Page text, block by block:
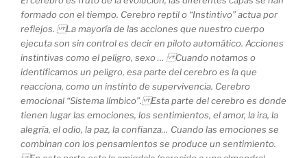
formado con el tiempo. Cerebro reptil o “Instintivo” actua por
reflejos. La mayoría de las acciones que nuestro cuerpo
ejecuta son sin control es decir en piloto automático. Acciones
instintivas como el peligro, sexo … Cuando notamos o
identificamos un peligro, esa parte del cerebro es la que
reacciona, como un instinto de supervivencia. Cerebro
emocional “Sistema límbico”. Esta parte del cerebro es donde
tienen lugar las emociones, los sentimientos, el amor, la ira, la
alegría, el odio, la paz, la confianza… Cuando las emociones se
combinan con los pensamientos se produce un sentimiento.